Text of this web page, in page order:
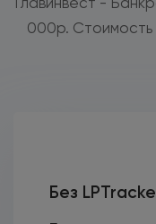
Главинвест -
000р. Стоимость
Без